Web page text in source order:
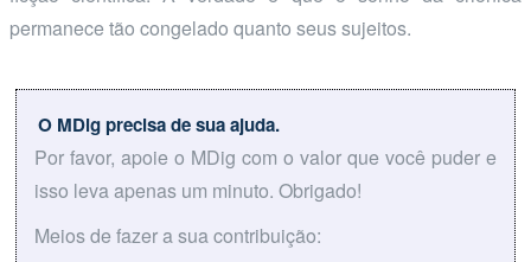
permanece tão congelado quanto seus sujeitos.
O MDig precisa de sua ajuda.
Por favor, apoie o MDig com o valor que você puder e
isso leva apenas um minuto. Obrigado!
Meios de fazer a sua contribuição: